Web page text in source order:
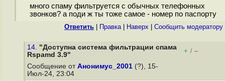
много спаму фильтруется с обычных телефонных
звонков? а поди ж ты тоже самое - номер по паспорту
Ответить Правка| Наверх Cообщить модератору
14. "Доступна система фильтрации спама
Rspamd 3.9"
+ / –
Сообщение от Анонимус_2001 (?), 15-
Июл-24, 23:04